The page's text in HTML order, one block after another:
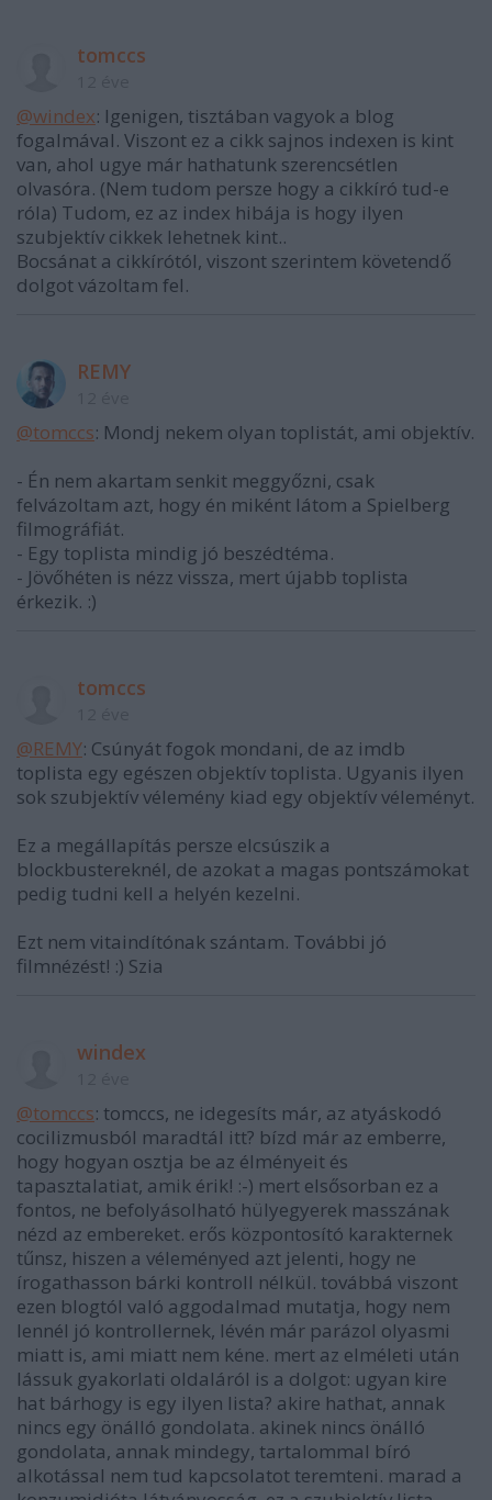
tomccs
@windex: Igenigen, tisztában vagyok a blog
fogalmával. Viszont ez a cikk sajnos indexen is kint
van, ahol ugye már hathatunk szerencsétlen
olvasóra. (Nem tudom persze hogy a cikkíró tud-e
róla) Tudom, ez az index hibája is hogy ilyen
szubjektív cikkek lehetnek kint..
Bocsánat a cikkírótól, viszont szerintem követendő
dolgot vázoltam fel.
REMY
@tomccs: Mondj nekem olyan toplistát, ami objektív.
- Én nem akartam senkit meggyőzni, csak
felvázoltam azt, hogy én miként látom a Spielberg
filmográfiát.
- Egy toplista mindig jó beszédtéma.
- Jövőhéten is nézz vissza, mert újabb toplista
érkezik. :)
tomccs
@REMY: Csúnyát fogok mondani, de az imdb
toplista egy egészen objektív toplista. Ugyanis ilyen
sok szubjektív vélemény kiad egy objektív véleményt.
Ez a megállapítás persze elcsúszik a
blockbustereknél, de azokat a magas pontszámokat
pedig tudni kell a helyén kezelni.
Ezt nem vitaindítónak szántam. További jó
filmnézést! :) Szia
windex
@tomccs: tomccs, ne idegesíts már, az atyáskodó
cocilizmusból maradtál itt? bízd már az emberre,
hogy hogyan osztja be az élményeit és
tapasztalatiat, amik érik! :-) mert elsősorban ez a
fontos, ne befolyásolható hülyegyerek masszának
nézd az embereket. erős központosító karakternek
tűnsz, hiszen a véleményed azt jelenti, hogy ne
írogathasson bárki kontroll nélkül. továbbá viszont
ezen blogtól való aggodalmad mutatja, hogy nem
lennél jó kontrollernek, lévén már parázol olyasmi
miatt is, ami miatt nem kéne. mert az elméleti után
lássuk gyakorlati oldaláról is a dolgot: ugyan kire
hat bárhogy is egy ilyen lista? akire hathat, annak
nincs egy önálló gondolata. akinek nincs önálló
gondolata, annak mindegy, tartalommal bíró
alkotással nem tud kapcsolatot teremteni. marad a